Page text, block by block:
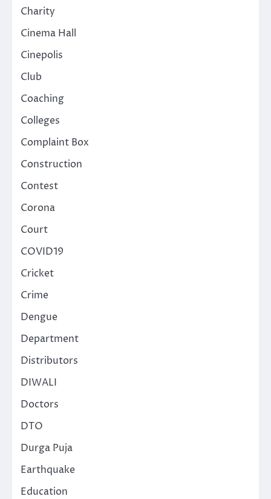
Charity
Cinema Hall
Cinepolis
Club
Coaching
Colleges
Complaint Box
Construction
Contest
Corona
Court
COVID19
Cricket
Crime
Dengue
Department
Distributors
DIWALI
Doctors
DTO
Durga Puja
Earthquake
Education